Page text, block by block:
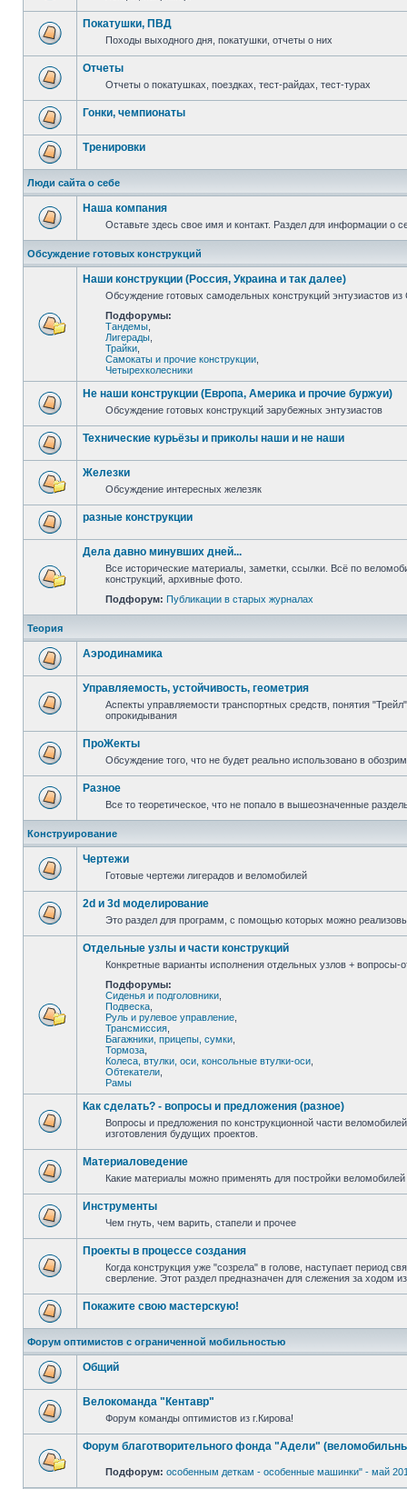
Покатушки, ПВД
Походы выходного дня, покатушки, отчеты о них
Отчеты
Отчеты о покатушках, поездках, тест-райдах, тест-турах
Гонки, чемпионаты
Тренировки
Люди сайта о себе
Наша компания
Оставьте здесь свое имя и контакт. Раздел для информации о
Обсуждение готовых конструкций
Наши конструкции (Россия, Украина и так далее)
Обсуждение готовых самодельных конструкций энтузиастов
Подфорумы:
Тандемы
Лигерады
Трайки
Самокаты и прочие конструкции
Четырехколесники
Не наши конструкции (Европа, Америка и прочие буржуи)
Обсуждение готовых конструкций зарубежных энтузиастов
Технические курьёзы и приколы наши и не наши
Железки
Обсуждение интересных железяк
разные конструкции
Дела давно минувших дней...
Все исторические материалы, заметки, ссылки. Всё по
конструкций, архивные фото.
Подфорум: Публикации в старых журналах
Теория
Аэродинамика
Управляемость, устойчивость, геометрия
Аспекты управляемости транспортных средств, понятия
опрокидывания
ПроЖекты
Обсуждение того, что не будет реально использовано в
Разное
Все то теоретическое, что не попало в вышеозначенные
Конструирование
Чертежи
Готовые чертежи лигерадов и веломобилей
2d и 3d моделирование
Это раздел для программ, с помощью которых можно
Отдельные узлы и части конструкций
Конкретные варианты исполнения отдельных узлов + вопросы-
Подфорумы:
Сиденья и подголовники
Подвеска
Руль и рулевое управление
Трансмиссия
Багажники, прицепы, сумки
Тормоза
Колеса, втулки, оси, консольные втулки-оси
Обтекатели
Рамы
Как сделать? - вопросы и предложения (разное)
Вопросы и предложения по конструкционной части
изготовления будущих проектов.
Материаловедение
Какие материалы можно применять для постройки
Инструменты
Чем гнуть, чем варить, стапели и прочее
Проекты в процессе создания
Когда конструкция уже "созрела" в голове, наступает период
сверление. Этот раздел предназначен для слежения за ходом
Покажите свою мастерскую!
Форум оптимистов с ограниченной мобильностью
Общий
Велокоманда "Кентавр"
Форум команды оптимистов из г.Кирова!
Форум благотворительного фонда "Адели"
Подфорум: особенным деткам - особенные машинки" - май